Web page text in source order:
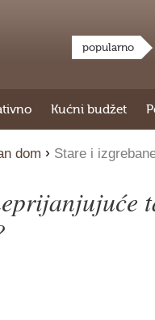
popularno
Kućni budžet
dom › Stare i